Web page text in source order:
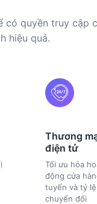
có quyền truy cập
hiệu quả.
Thương
điện tử
Tối ưu hóa
động cửa
tuyến và tỷ lệ
chuyển đổi